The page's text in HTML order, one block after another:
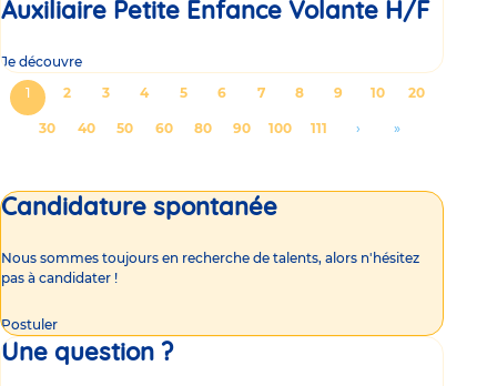
Auxiliaire Petite Enfance Volante H/F
Je découvre
Pagination
Page
courante
1 Page
2 Page
3 Page
4 Page
5 Page
6 Page
7 Page
8 Page
9 Page
10 Page
20
Page
30 Page
40 Page
50 Page
60 Page
80 Page
90 Page
100 Page
111
Aller
›
Aller
dernière
»
Candidature spontanée
Nous sommes toujours en recherche de talents, alors n'hésitez
pas à candidater !
Postuler
Une question ?